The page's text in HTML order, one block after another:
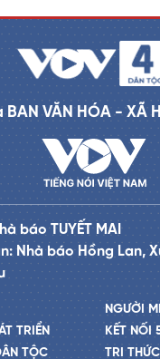
VĂN HÓA - XÃ
báo TUYẾT MAI
Nhà báo Hồng Lan,
TRIỂN
TỘC
NGƯỜI
KẾT NỐI
TRI